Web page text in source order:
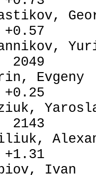
2049
2143